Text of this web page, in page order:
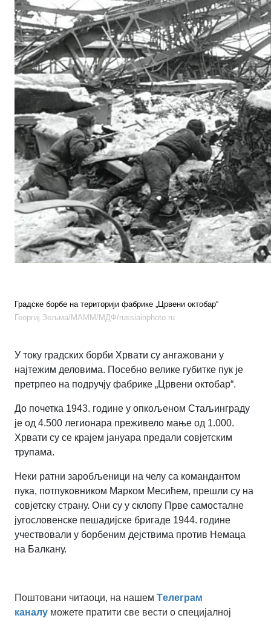
Градске борбе на територији фабрике „Црвени октобар“
Георгиј Зељма/МАММ/МДФ/russiainphoto.ru
У току градских борби Хрвати су ангажовани у
најтежим деловима. Посебно велике губитке пук је
претрпео на подручју фабрике „Црвени октобар“.
До почетка 1943. године у опкољеном Стаљинграду
је од 4.500 легионара преживело мање од 1.000.
Хрвати су се крајем јануара предали совјетским
трупама.
Неки ратни заробљеници на челу са командантом
пука, потпуковником Марком Месићем, прешли су на
совјетску страну. Они су у склопу Прве самосталне
југословенске пешадијске бригаде 1944. године
учествовали у борбеним дејствима против Немаца
на Балкану.
Поштовани читаоци, на нашем Tелеграм
каналу можете пратити све вести о специјалној